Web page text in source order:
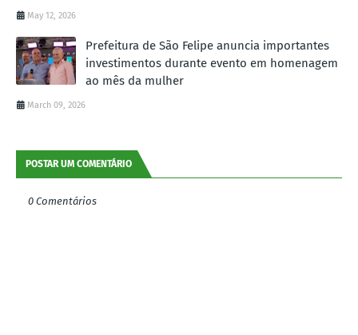
May 12, 2026
Prefeitura de São Felipe anuncia importantes
investimentos durante evento em homenagem
ao mês da mulher
March 09, 2026
POSTAR UM COMENTÁRIO
0 Comentários